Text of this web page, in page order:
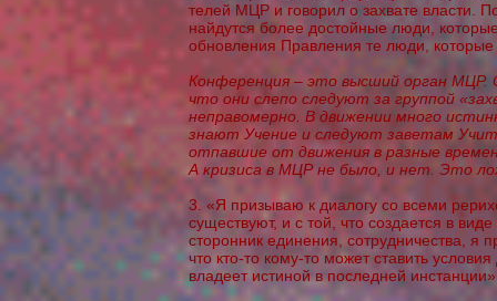
телей МЦР и говорил о захвате власти.
найдутся более достойные люди,
обновления Правления те люди, которые
Конференция – это высший орган МЦР.
что они слепо следуют за группой
неправомерно. В движении много
знают Учение и следуют заветам
отпавшие от движения в разные
А кризиса в МЦР не было, и нет. Это
3. «Я призываю к диалогу со всеми
существуют, и с той, что создается в
сторонник единения, сотрудничества, я
что кто-то кому-то может ставить
владеет истиной в последней